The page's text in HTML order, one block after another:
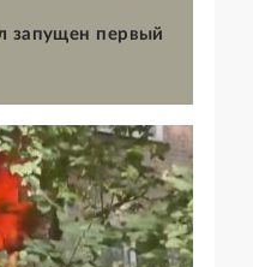
запущен первый